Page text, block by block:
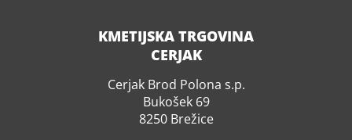
KMETIJSKA TRGOVINA
CERJAK
Cerjak Brod Polona s.p.
Bukošek 69
8250 Brežice